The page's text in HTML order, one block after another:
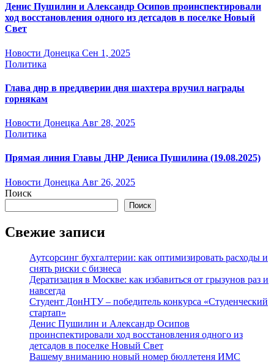
Денис Пушилин и Александр Осипов проинспектировали
ход восстановления одного из детсадов в поселке Новый
Свет
Новости Донецка Сен 1, 2025
Политика
Глава днр в преддверии дня шахтера вручил награды
горнякам
Новости Донецка Авг 28, 2025
Политика
Прямая линия Главы ДНР Дениса Пушилина (19.08.2025)
Новости Донецка Авг 26, 2025
Поиск
Поиск
Свежие записи
Аутсорсинг бухгалтерии: как оптимизировать расходы и
снять риски с бизнеса
Дератизация в Москве: как избавиться от грызунов раз и
навсегда
Студент ДонНТУ – победитель конкурса «Студенческий
стартап»
Денис Пушилин и Александр Осипов
проинспектировали ход восстановления одного из
детсадов в поселке Новый Свет
Вашему вниманию новый номер бюллетеня ИМС